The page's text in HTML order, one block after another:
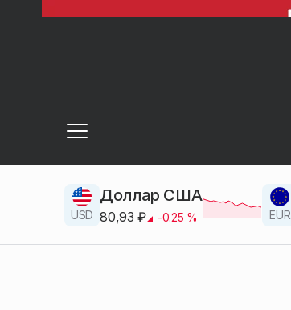
USD
Доллар США
80,93 ₽ -0.25 % EUR